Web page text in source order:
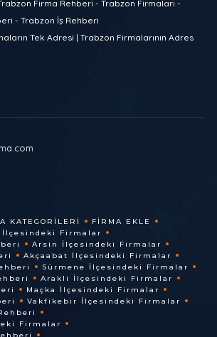
Firma Rehberi - Trabzon Firmaları -
- Trabzon İş Rehberi
Tek Adresi | Trabzon Firmalarının Adres
KATEGORILERI
FIRMA EKLE
İlçesindeki Firmalar
Arsin İlçesindeki Firmalar
Akçaabat İlçesindeki Firmalar
Sürmene İlçesindeki Firmalar
Arakli İlçesindeki Firmalar
Maçka İlçesindeki Firmalar
Vakfikebir İlçesindeki Firmalar
Firmalar